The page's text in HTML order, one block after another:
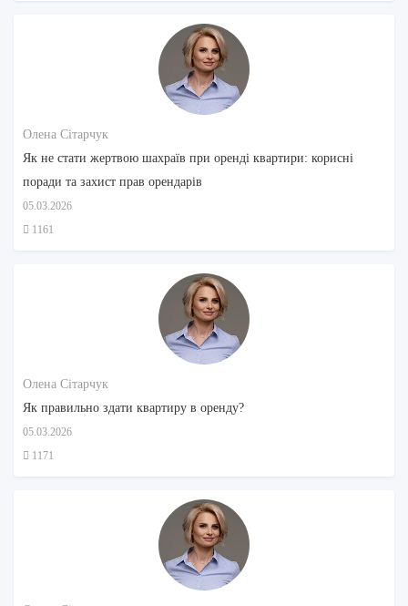
Олена Сітарчук
Як не стати жертвою шахраїв при оренді квартири: корисні
поради та захист прав орендарів
05.03.2026
1161
Олена Сітарчук
Як правильно здати квартиру в оренду?
05.03.2026
1171